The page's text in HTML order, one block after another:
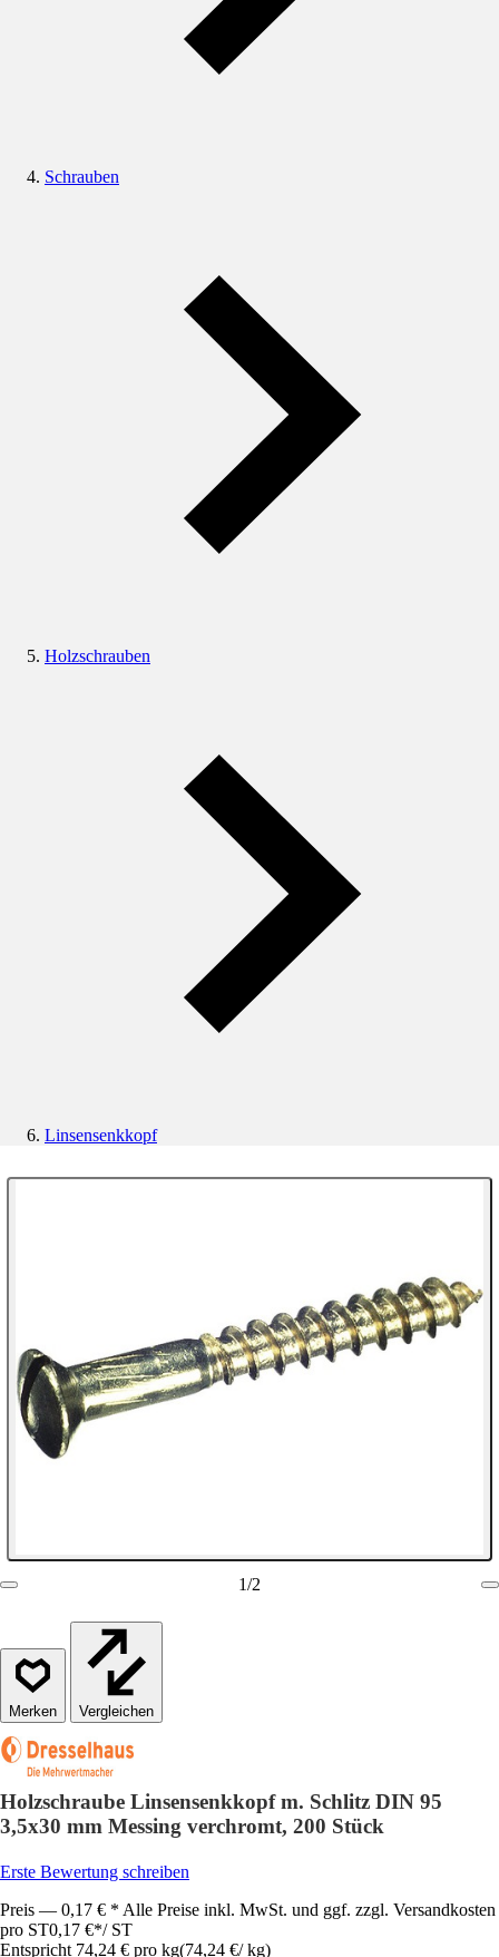
Schrauben
Holzschrauben
Linsensenkkopf
1/2
Vergleichen
Holzschraube Linsensenkkopf m. Schlitz DIN 95
3,5x30 mm Messing verchromt, 200 Stück
Erste Bewertung schreiben
Preis — 0,17 € * Alle Preise inkl. MwSt. und ggf. zzgl. Versandkosten
pro ST0,17 €*/ ST
Entspricht 74,24 € pro kg(74,24 €/ kg)